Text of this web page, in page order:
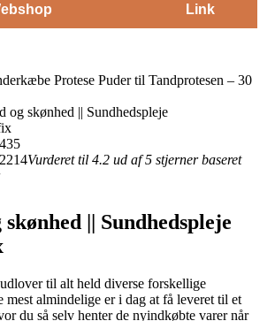
Link
Protese Puder til Tandprotesen – 30
og skønhed || Sundhedspleje
Vurderet til 4.2 ud af 5 stjerner baseret
skønhed || Sundhedspleje
til alt held diverse forskellige
mest almindelige er i dag at få leveret til et
du så selv henter de nyindkøbte varer når